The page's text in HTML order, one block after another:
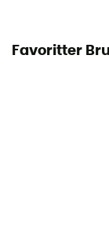
Favoritter